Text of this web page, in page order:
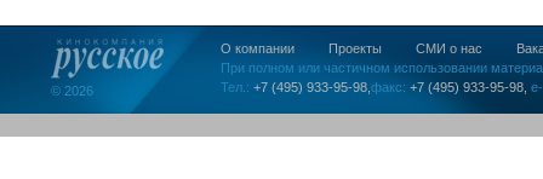
© 2026
О компании Проекты СМИ о нас
При полном или частичном использовании
Тел.: +7 (495) 933-95-98, факс: +7 (495) 933-95-98,